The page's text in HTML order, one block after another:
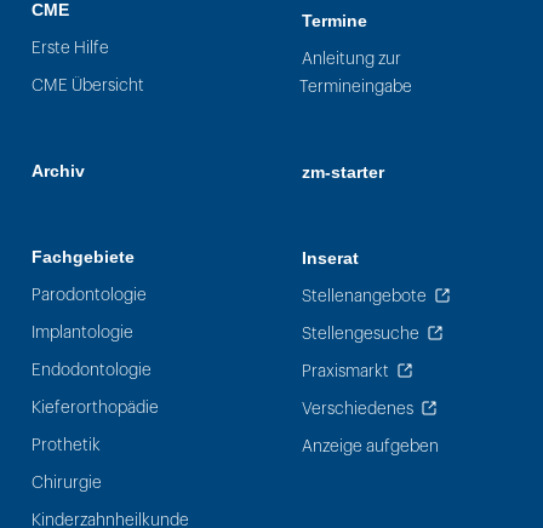
CME
Erste Hilfe
CME Übersicht
Archiv
Fachgebiete
Parodontologie
Implantologie
Endodontologie
Kieferorthopädie
Prothetik
Chirurgie
Kinderzahnheilkunde
Termine
Anleitung zur
Termineingabe
zm-starter
Inserat
Stellenangebote
Stellengesuche
Praxismarkt
Verschiedenes
Anzeige aufgeben